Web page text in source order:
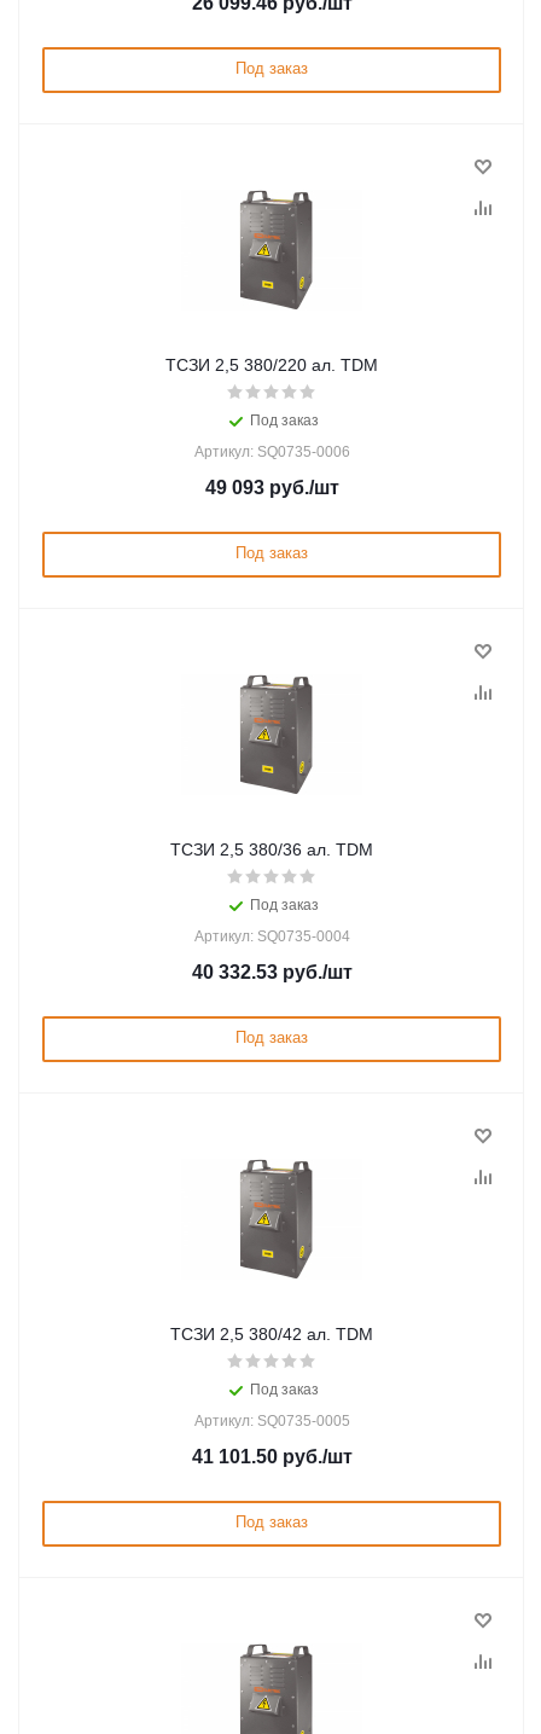
Под заказ
ТСЗИ 2,5 380/220 ал. TDM
Под заказ
Артикул: SQ0735-0006
49 093руб./шт
Под заказ
ТСЗИ 2,5 380/36 ал. TDM
Под заказ
Артикул: SQ0735-0004
40 332.53руб./шт
Под заказ
ТСЗИ 2,5 380/42 ал. TDM
Под заказ
Артикул: SQ0735-0005
41 101.50руб./шт
Под заказ